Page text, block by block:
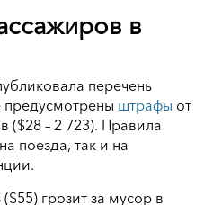
в
перечень
предусмотрены штрафы от
($28 – 2 723). Правила
поезда, так и на
($55) грозит за мусор в